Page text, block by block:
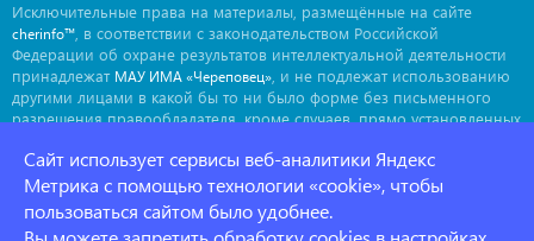
Исключительные права на материалы, размещённые на сайте
cherinfo™ , в соответствии с законодательством Российской
Федерации об охране результатов интеллектуальной деятельности
принадлежат МАУ ИМА «Череповец» , и не подлежат использованию
другими лицами в какой бы то ни было форме без письменного
разрешения правообладателя, кроме случаев, прямо установленных
ima@cherinfo.ru. Мнение авторов может не совпадать с мнением
редакции.
При использовании материалов сайтаcherinfo™
Сайт использует сервисы веб-аналитики Яндекс
Метрика с помощью технологии «cookie», чтобы
пользоваться сайтом было удобнее.